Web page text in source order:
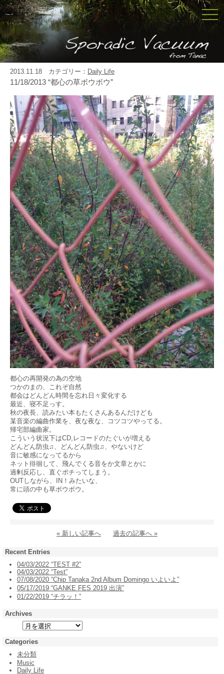
2013.11.18 カテゴリー： Daily Life
11/18/2013 “都心の草ボウボウ”
都心の再開発の為の空地
つかのまの、これぞ自然
都会はどんどん時間を忘れ日々変化する
最近、寝不足っす。
秋の夜長、読みたい本もたくさんあるんだけども
某音楽の編曲作業を、夜な夜な、コツコツやってる。
帰宅部編曲家。
こういう状況下はCD,レコードのたぐいが増える
どんどん防虫♫、どんどん防虫♫、やないけど
音に敏感になってるから
ネット徘徊して、飛んでくる音をか文章とかに
過剰反応し、直ぐポチってしまう。
OUTしながら、IN！みたいな、
常に頭の中も草ボウボウ。
« 新しい記事へ 過去の記事へ »
Recent Entries
04/03/2022 “TEST #2”
04/03/2022 “Test”
07/08/2020 “Chip Tanaka 2nd Album Domingo いよいよ”
05/17/2019 “GANKE FES 2019 出演”
01/22/2019 “チラッ！”
Archives
Categories
未分類
Music
Daily Life